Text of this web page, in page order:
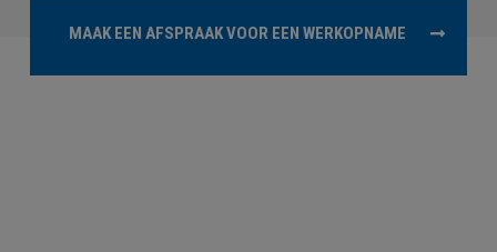
MAAK EEN AFSPRAAK VOOR EEN WERKOPNAME